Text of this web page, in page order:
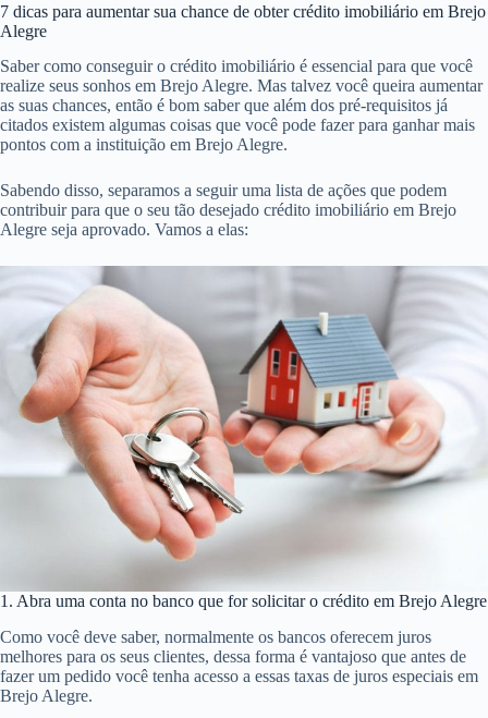
7 dicas para aumentar sua chance de obter crédito imobiliário em Brejo
Alegre
Saber como conseguir o crédito imobiliário é essencial para que você
realize seus sonhos em Brejo Alegre. Mas talvez você queira aumentar
as suas chances, então é bom saber que além dos pré-requisitos já
citados existem algumas coisas que você pode fazer para ganhar mais
pontos com a instituição em Brejo Alegre.
Sabendo disso, separamos a seguir uma lista de ações que podem
contribuir para que o seu tão desejado crédito imobiliário em Brejo
Alegre seja aprovado. Vamos a elas:
1. Abra uma conta no banco que for solicitar o crédito em Brejo Alegre
Como você deve saber, normalmente os bancos oferecem juros
melhores para os seus clientes, dessa forma é vantajoso que antes de
fazer um pedido você tenha acesso a essas taxas de juros especiais em
Brejo Alegre.